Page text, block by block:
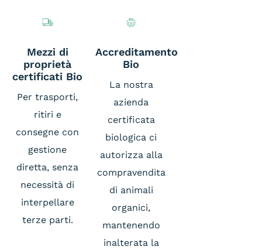
Mezzi di
proprietà
certificati Bio
Per trasporti,
ritiri e
consegne con
gestione
diretta, senza
necessità di
interpellare
terze parti.
Accreditamento
Bio
La nostra
azienda
certificata
biologica ci
autorizza alla
compravendita
di animali
organici,
mantenendo
inalterata la